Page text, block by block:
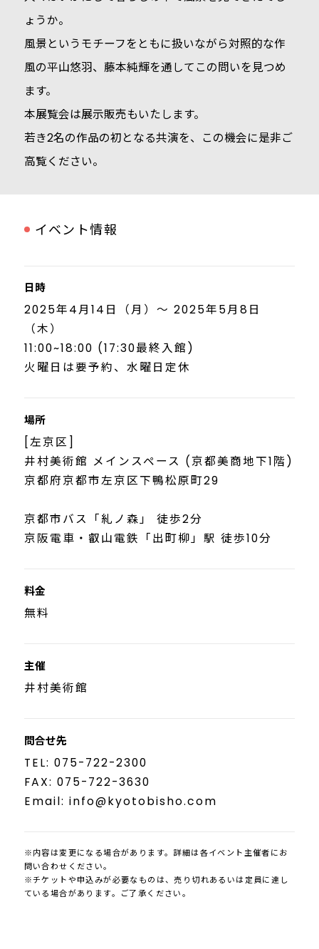
ょうか。
風景というモチーフをともに扱いながら対照的な作
風の平山悠羽、藤本純輝を通してこの問いを見つめ
ます。
本展覧会は展示販売もいたします。
若き2名の作品の初となる共演を、この機会に是非ご
高覧ください。
イベント情報
日時
2025年4月14日（月）～ 2025年5月8日
（木）
11:00~18:00 (17:30最終入館)
火曜日は要予約、水曜日定休
場所
[左京区]
井村美術館 メインスペース (京都美商地下1階)
京都府京都市左京区下鴨松原町29
京都市バス「糺ノ森」 徒歩2分
京阪電車・叡山電鉄「出町柳」駅 徒歩10分
料金
無料
主催
井村美術館
問合せ先
TEL: 075-722-2300
FAX: 075-722-3630
Email: info@kyotobisho.com
※内容は変更になる場合があります。詳細は各イベント主催者にお
問い合わせください。
※チケットや申込みが必要なものは、売り切れあるいは定員に達し
ている場合があります。ご了承ください。